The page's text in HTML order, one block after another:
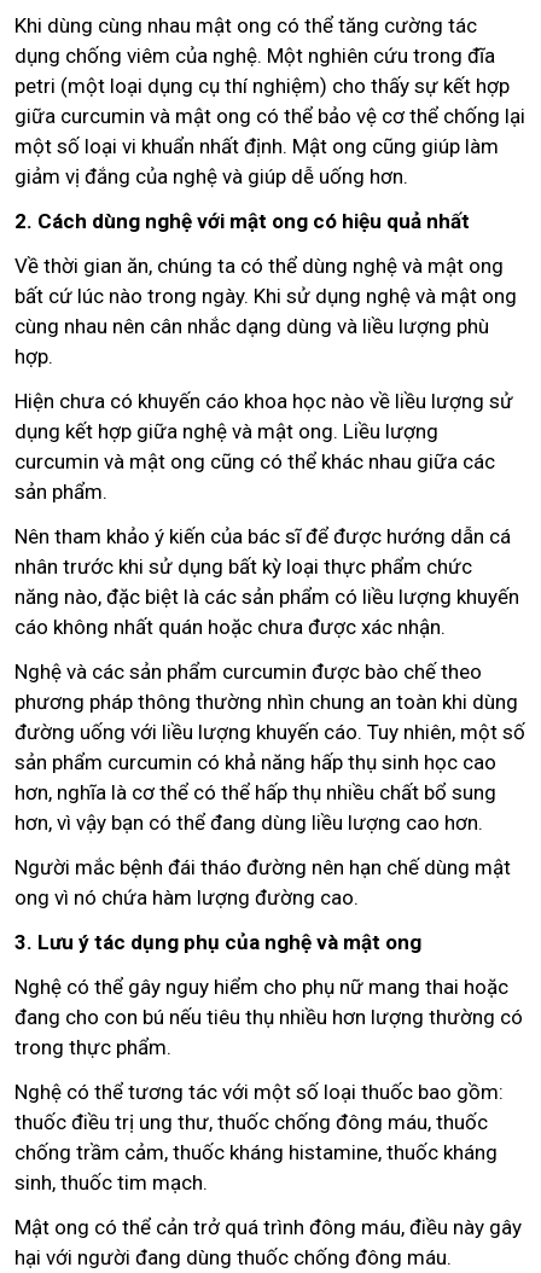
Khi dùng cùng nhau mật ong có thể tăng cường tác
dụng chống viêm của nghệ. Một nghiên cứu trong đĩa
petri (một loại dụng cụ thí nghiệm) cho thấy sự kết hợp
giữa curcumin và mật ong có thể bảo vệ cơ thể chống lại
một số loại vi khuẩn nhất định. Mật ong cũng giúp làm
giảm vị đắng của nghệ và giúp dễ uống hơn.
2. Cách dùng nghệ với mật ong có hiệu quả nhất
Về thời gian ăn, chúng ta có thể dùng nghệ và mật ong
bất cứ lúc nào trong ngày. Khi sử dụng nghệ và mật ong
cùng nhau nên cân nhắc dạng dùng và liều lượng phù
hợp.
Hiện chưa có khuyến cáo khoa học nào về liều lượng sử
dụng kết hợp giữa nghệ và mật ong. Liều lượng
curcumin và mật ong cũng có thể khác nhau giữa các
sản phẩm.
Nên tham khảo ý kiến của bác sĩ để được hướng dẫn cá
nhân trước khi sử dụng bất kỳ loại thực phẩm chức
năng nào, đặc biệt là các sản phẩm có liều lượng khuyến
cáo không nhất quán hoặc chưa được xác nhận.
Nghệ và các sản phẩm curcumin được bào chế theo
phương pháp thông thường nhìn chung an toàn khi dùng
đường uống với liều lượng khuyến cáo. Tuy nhiên, một số
sản phẩm curcumin có khả năng hấp thụ sinh học cao
hơn, nghĩa là cơ thể có thể hấp thụ nhiều chất bổ sung
hơn, vì vậy bạn có thể đang dùng liều lượng cao hơn.
Người mắc bệnh đái tháo đường nên hạn chế dùng mật
ong vì nó chứa hàm lượng đường cao.
3. Lưu ý tác dụng phụ của nghệ và mật ong
Nghệ có thể gây nguy hiểm cho phụ nữ mang thai hoặc
đang cho con bú nếu tiêu thụ nhiều hơn lượng thường có
trong thực phẩm.
Nghệ có thể tương tác với một số loại thuốc bao gồm:
thuốc điều trị ung thư, thuốc chống đông máu, thuốc
chống trầm cảm, thuốc kháng histamine, thuốc kháng
sinh, thuốc tim mạch.
Mật ong có thể cản trở quá trình đông máu, điều này gây
hại với người đang dùng thuốc chống đông máu.